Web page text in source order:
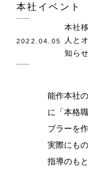
合わせ
本社イベント
2022.04.05
本社
人と
知らせ
能作本社
に「本格
ブラーを
実際にも
指導のも